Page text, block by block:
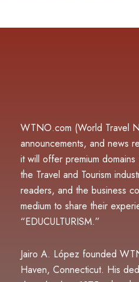
WTNO.com (World Travel
announcements, and news
it will offer premium
the Travel and Tourism
readers, and the business
medium to share their
“EDUCULTURISM.”
Jairo A. López founded
Haven, Connecticut. His